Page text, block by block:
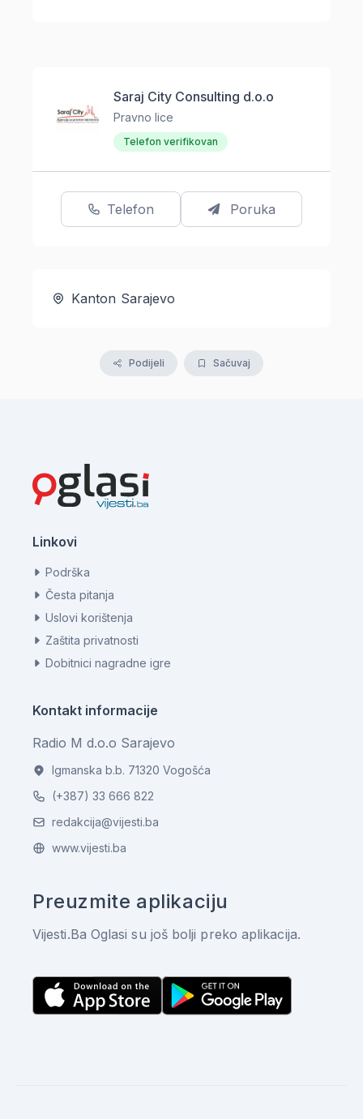
Saraj City Consulting d.o.o
Pravno lice
Telefon verifikovan
Telefon Poruka
Kanton Sarajevo
Podijeli Sačuvaj
Linkovi
Podrška
Česta pitanja
Uslovi korištenja
Zaštita privatnosti
Dobitnici nagradne igre
Kontakt informacije
Radio M d.o.o Sarajevo
Igmanska b.b. 71320 Vogošća
(+387) 33 666 822
redakcija@vijesti.ba
www.vijesti.ba
Preuzmite aplikaciju
Vijesti.Ba Oglasi su još bolji preko aplikacija.